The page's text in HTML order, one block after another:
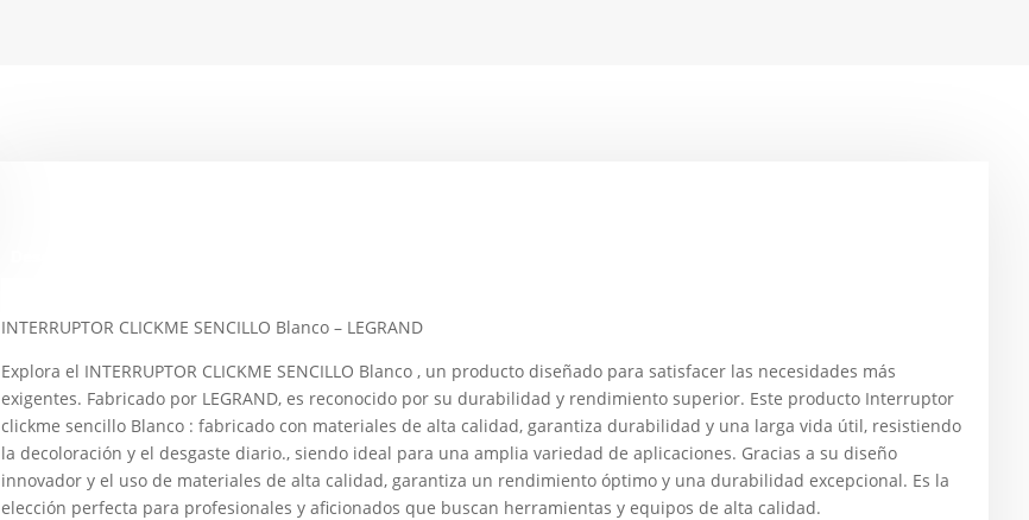
INTERRUPTOR CLICKME SENCILLO Blanco – LEGRAND
Explora el INTERRUPTOR CLICKME SENCILLO Blanco , un producto diseñado para satisfacer las necesidades más
exigentes. Fabricado por LEGRAND, es reconocido por su durabilidad y rendimiento superior. Este producto Interruptor
clickme sencillo Blanco : fabricado con materiales de alta calidad, garantiza durabilidad y una larga vida útil, resistiendo
la decoloración y el desgaste diario., siendo ideal para una amplia variedad de aplicaciones. Gracias a su diseño
innovador y el uso de materiales de alta calidad, garantiza un rendimiento óptimo y una durabilidad excepcional. Es la
elección perfecta para profesionales y aficionados que buscan herramientas y equipos de alta calidad.